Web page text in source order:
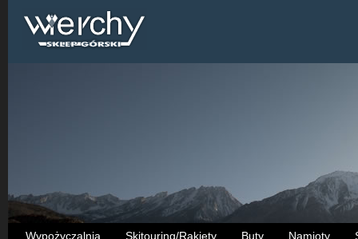
Wypożyczalnia Skitouring/Rakiety Buty Namioty